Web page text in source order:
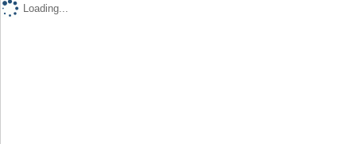
Loading...